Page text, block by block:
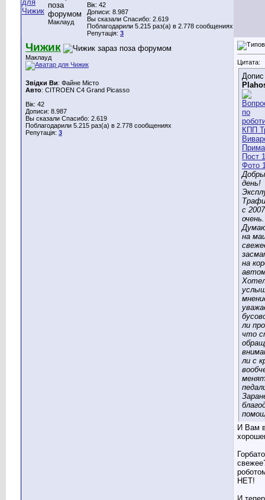
Маклауд
Вік: 42
Дописи: 8.987
Вы сказали Спасибо: 2.619
Поблагодарили 5.215 раз(а) в 2.778 сообщениях
Репутація: 3
Чижик
Маклауд
Звідки Ви: Файне Місто
Авто: CITROEN C4 Grand Picasso
Вік: 42
Дописи: 8.987
Вы сказали Спасибо: 2.619
Поблагодарили 5.215 раз(а) в 2.778 сообщениях
Репутація: 3
Цитата:
Допис
день!
с
очень.
на
на
ли
что
ли с
И Вам
НЕТ!